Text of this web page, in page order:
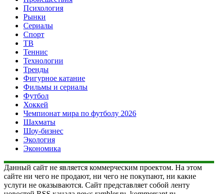
Психология
Рынки
Сериалы
Спорт
ТВ
Теннис
Технологии
Тренды
Фигурное катание
Фильмы и сериалы
Футбол
Хоккей
Чемпионат мира по футболу 2026
Шахматы
Шоу-бизнес
Экология
Экономика
Данный сайт не является коммерческим проектом. На этом
сайте ни чего не продают, ни чего не покупают, ни какие
услуги не оказываются. Сайт представляет собой ленту